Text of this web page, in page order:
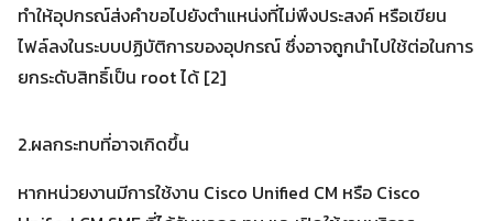
ทำให้อุปกรณ์ส่งคำขอไปยังตำแหน่งที่ไม่พึงประสงค์ หรือเขียน
ไฟล์ลงในระบบปฏิบัติการของอุปกรณ์ ซึ่งอาจถูกนำไปใช้ต่อในการ
ยกระดับสิทธิ์เป็น root ได้ [2]
2.ผลกระทบที่อาจเกิดขึ้น
หากหน่วยงานมีการใช้งาน Cisco Unified CM หรือ Cisco